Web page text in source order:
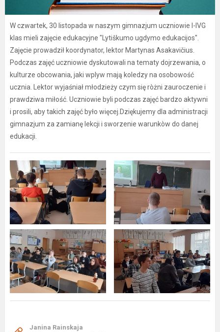
W czwartek, 30 listopada w naszym gimnazjum uczniowie I-IVG
klas mieli zajęcie edukacyjne "Lytiškumo ugdymo edukacijos".
Zajęcie prowadził koordynator, lektor Martynas Asakavičius.
Podczas zajęć uczniowie dyskutowali na tematy dojrzewania, o
kulturze obcowania, jaki wplyw mają koledzy na osobowość
ucznia. Lektor wyjaśniał młodzieży czym się ròżni zauroczenie i
prawdziwa miłość. Uczniowie byli podczas zajęć bardzo aktywni
i prosili, aby takich zajęć było więcej.Dziękujemy dla administracji
gimnazjum za zamianę lekcji i sworzenie warunkòw do danej
edukacji.
Janina Rainskaja